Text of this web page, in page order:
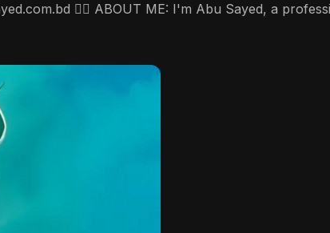
🤵‍♂️ ABOUT ME: I'm Abu Sayed, a